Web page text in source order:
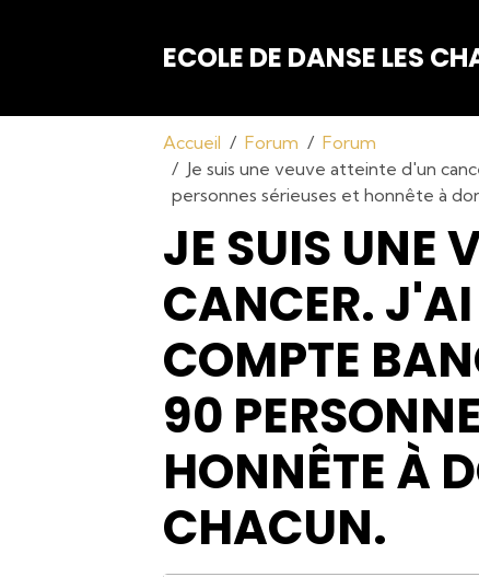
ECOLE DE DANSE LES
Accueil Forum
Forum
Je suis une veuve atteinte d'un
personnes sérieuses et honnête à
JE SUIS UNE
CANCER.
COMPTE
90
HONNÊTE À
CHACUN.